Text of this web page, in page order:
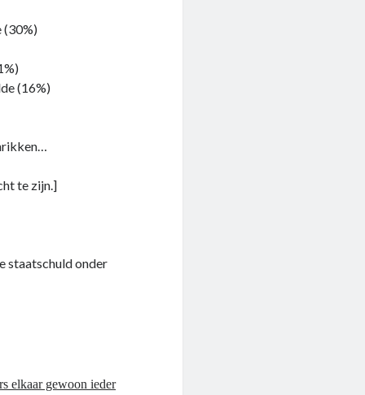
(30%)
(16%)
te zijn.]
staatschuld onder
elkaar gewoon ieder